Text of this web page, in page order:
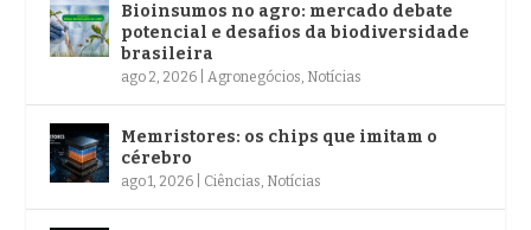
Bioinsumos no agro: mercado debate
potencial e desafios da biodiversidade
brasileira
ago 2, 2026 |Agronegócios, Notícias
Memristores: os chips que imitam o
cérebro
ago 1, 2026 Ciências, Notícias